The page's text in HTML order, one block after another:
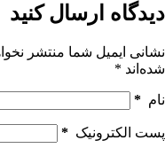
دیدگاه ارسال کنید
نشانی ایمیل شما منتشر
شده‌اند *
نام *
پست الکترونیک *